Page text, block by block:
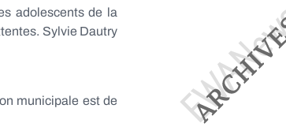
adolescents de la
Sylvie Dautry
municipale est de